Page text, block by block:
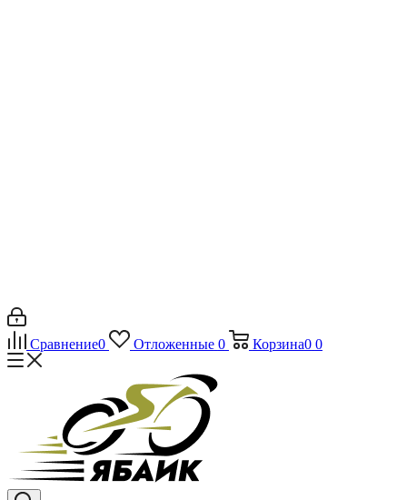
Сравнение0 Отложенные 0 Корзина0 0